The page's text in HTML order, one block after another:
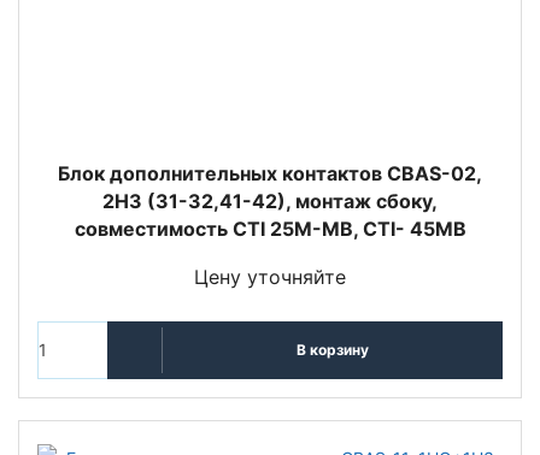
Блок дополнительных контактов СВАS-02,
2НЗ (31-32,41-42), монтаж сбоку,
совместимость CTI 25M-MB, CTI- 45MB
Цену уточняйте
В корзину